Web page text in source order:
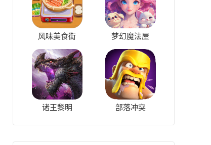
风味美食街 梦幻魔法屋
诸王黎明 部落冲突